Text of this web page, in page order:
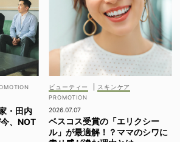
・田内
、NOT
ビューティー スキンケア
2026.07.07
ベスコス受賞の「エリクシー
ル」が最適解！？ママのシワに